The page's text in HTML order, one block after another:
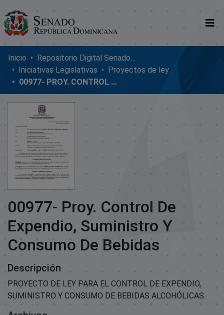
Comunidades
Glosario
Nosotros
Inicio
Repositorio Digital SenadoRD
Iniciativas Legislativas
Proyectos de ley
00977- PROY. CONTROL DE EXPENDIO, SUMINISTRO Y CONSUMO DE BEBIDAS
00977- Proy. Control De
Expendio, Suministro Y
Consumo De Bebidas
Descripción
PROYECTO DE LEY PARA EL CONTROL DE EXPENDIO,
SUMINISTRO Y CONSUMO DE BEBIDAS ALCOHÓLICAS.